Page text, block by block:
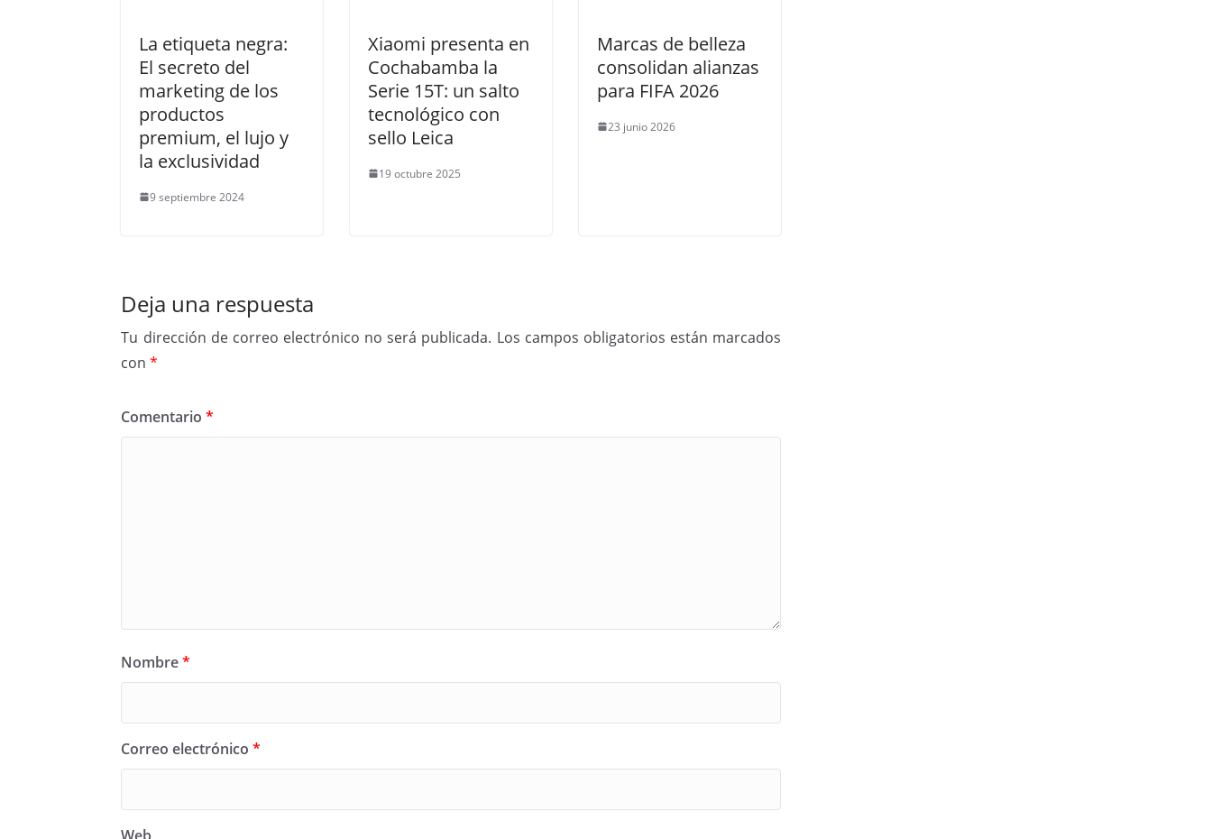
La etiqueta negra:
El secreto del
marketing de los
productos
premium, el lujo y
la exclusividad
9 septiembre 2024
Xiaomi presenta en
Cochabamba la
Serie 15T: un salto
tecnológico con
sello Leica
19 octubre 2025
Marcas de belleza
consolidan alianzas
para FIFA 2026
23 junio 2026
Deja una respuesta
Tu dirección de correo electrónico no será publicada. Los campos obligatorios están marcados
con*
Comentario*
Nombre*
Correo electrónico*